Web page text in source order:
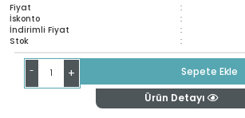
Fiyat :
İskonto :
İndirimli Fiyat :
Stok :
- +
Sepete Ekle
Ürün Detayı